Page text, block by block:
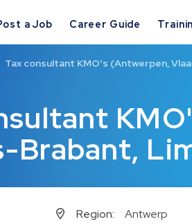
a Job Career Guide
Brabant,
Tax consultant KMO's (Antwerpen,
Region: Antwerp